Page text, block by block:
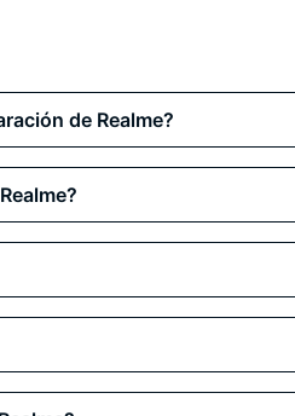
de Realme?
(pantalla, batería, cámara,
a nuestratienda
de pantalla o batería se
complejas, como problemas
tienen
componente reparado,